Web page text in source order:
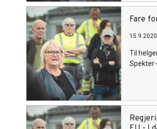
noterer
helt
Fare
Til